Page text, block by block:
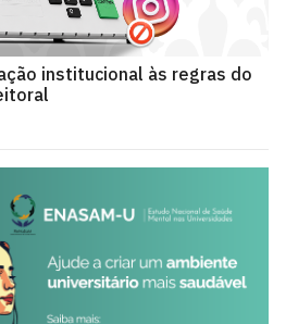
institucional às regras do